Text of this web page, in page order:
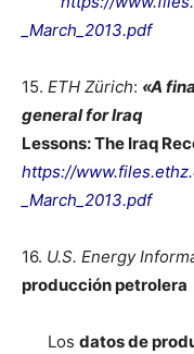
_March_2013.pdf
15. ETH Zürich: «A
general for Iraq
Lessons: The Iraq
https://
_March_2013.pdf
16. U.S. Energy
producción
Los datos de